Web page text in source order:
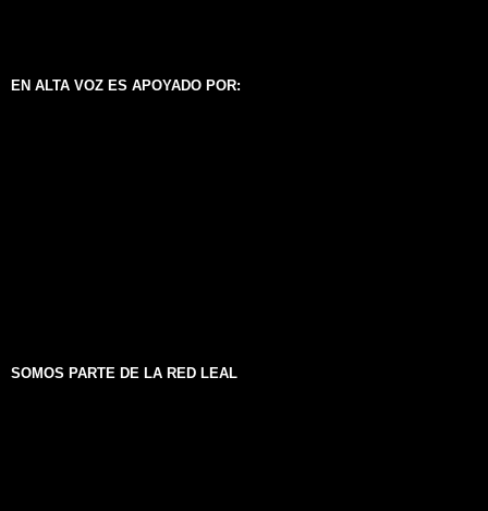
EN ALTA VOZ ES APOYADO POR:
SOMOS PARTE DE LA RED LEAL